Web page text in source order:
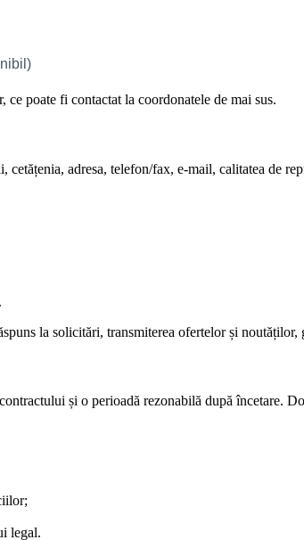
poate fi contactat la coordonatele de mai sus.
cetățenia, adresa, telefon/fax, e-mail, calitatea de
la solicitări, transmiterea ofertelor și
și o perioadă rezonabilă după încetare.
legal.